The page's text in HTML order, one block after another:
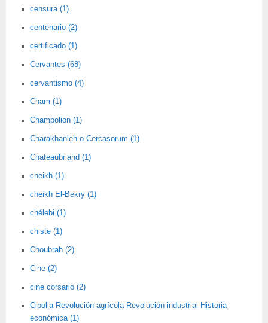
censura (1)
centenario (2)
certificado (1)
Cervantes (68)
cervantismo (4)
Cham (1)
Champolion (1)
Charakhanieh o Cercasorum (1)
Chateaubriand (1)
cheikh (1)
cheikh El-Bekry (1)
chélebi (1)
chiste (1)
Choubrah (2)
Cine (2)
cine corsario (2)
Cipolla Revolución agrícola Revolución industrial Historia
económica (1)